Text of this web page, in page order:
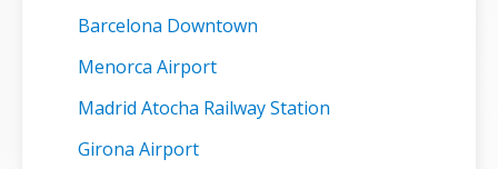
Barcelona Downtown
Menorca Airport
Madrid Atocha Railway Station
Girona Airport